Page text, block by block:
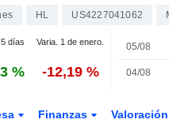
HL US4227041062
días Varia. 1 de enero.
% -12,19 %
05/08
04/08
Finanzas Valoración